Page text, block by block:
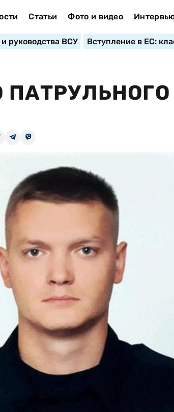
Статьи Фото и видео
руководства ВСУ Вступление в ЕС: